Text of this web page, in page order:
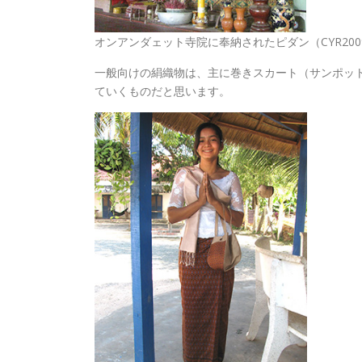
オンアンダェット寺院に奉納されたピダン（
一般向けの絹織物は、主に巻きスカート（サンポ
ていくものだと思います。